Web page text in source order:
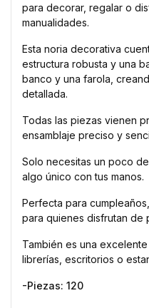
para decorar, regalar o
manualidades.
Esta noria decorativa
estructura robusta y una
banco y una farola,
detallada.
Todas las piezas vienen
ensamblaje preciso y
Solo necesitas un poco
algo único con tus manos.
Perfecta para
para quienes disfrutan de
También es una
librerías, escritorios o
-Piezas: 120